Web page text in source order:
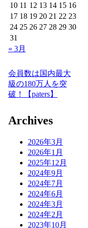
10 11 12 13 14 15 16
17 18 19 20 21 22 23
24 25 26 27 28 29 30
31
« 3月
会員数は国内最大
級の180万人を突
破！【paters】
Archives
2026年3月
2026年1月
2025年12月
2024年9月
2024年7月
2024年6月
2024年3月
2024年2月
2023年10月